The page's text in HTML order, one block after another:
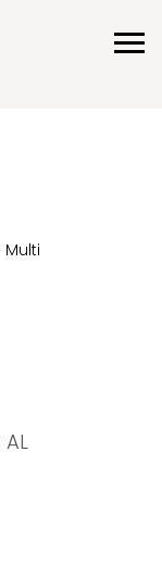
Multi